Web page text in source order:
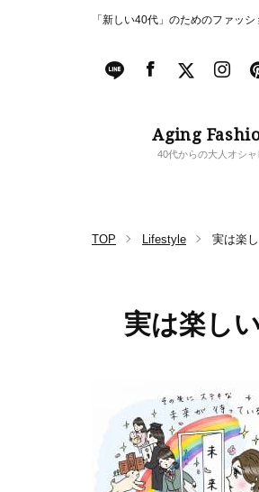
「新しい40代」のためのファッ
Aging
40代からの大人オシャ
TOP Lifestyle 実は楽
実は楽し